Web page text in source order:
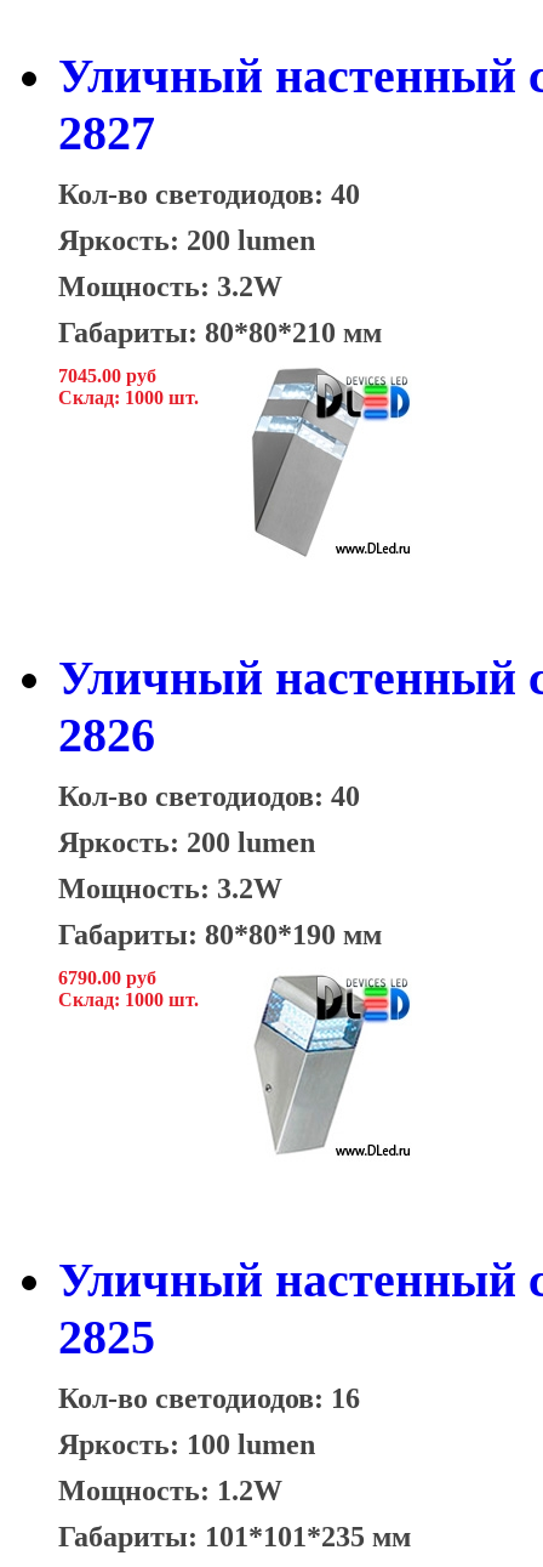
Уличный настенный
2827
Кол-во светодиодов: 40
Яркость: 200 lumen
Мощность: 3.2W
Габариты: 80*80*210 мм
7045.00 руб
Склад: 1000 шт.
Уличный настенный
2826
Кол-во светодиодов: 40
Яркость: 200 lumen
Мощность: 3.2W
Габариты: 80*80*190 мм
6790.00 руб
Склад: 1000 шт.
Уличный настенный
2825
Кол-во светодиодов: 16
Яркость: 100 lumen
Мощность: 1.2W
Габариты: 101*101*235 мм